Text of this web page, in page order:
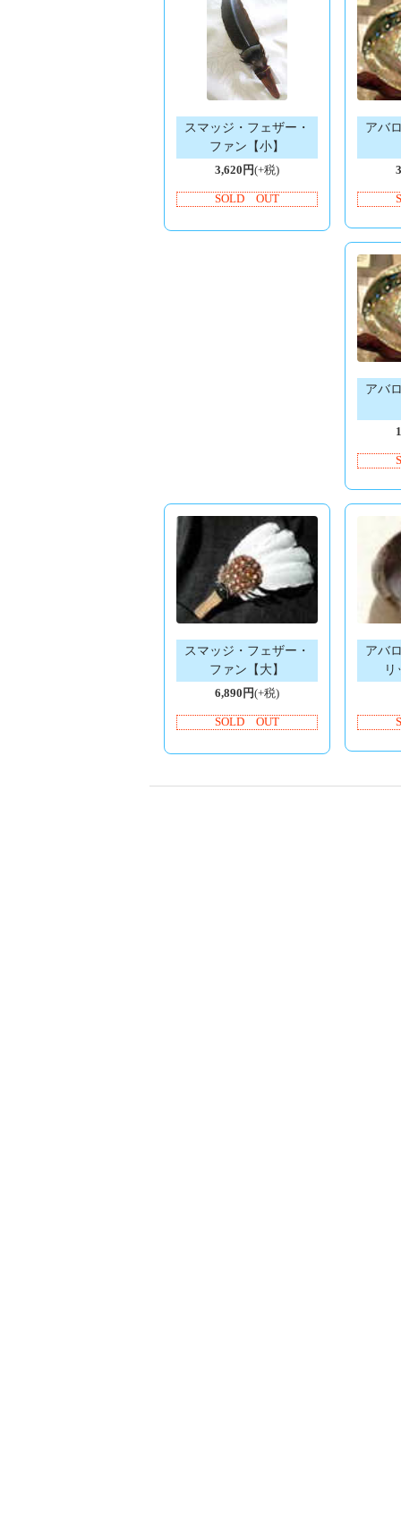
スマッジ・フェザー・
ファン【小】
3,620円(+税)
SOLD OUT
アバ
アバ
スマッジ・フェザー・
ファン【大】
6,890円(+税)
SOLD OUT
アバ